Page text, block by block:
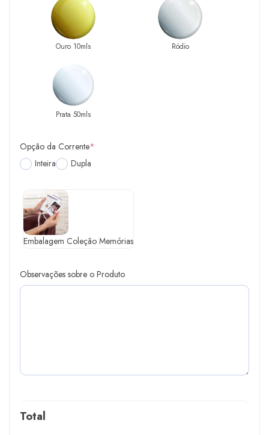
Ouro 10mls Ródio
Prata 50mls
Opção da Corrente*
Inteira
Dupla
Embalagem Coleção Memórias
Observações sobre o Produto
Total